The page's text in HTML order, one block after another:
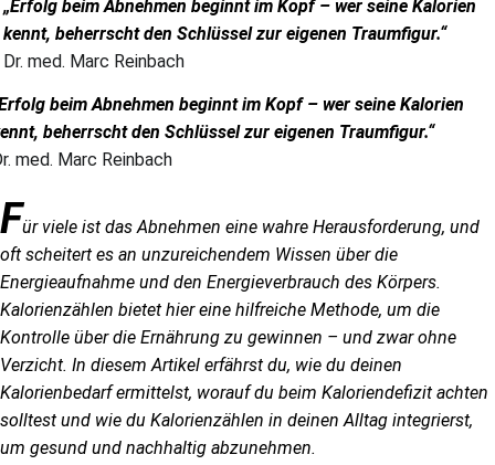
„Erfolg beim Abnehmen beginnt im Kopf – wer seine Kalorien
kennt, beherrscht den Schlüssel zur eigenen Traumfigur.“
Dr. med. Marc Reinbach
beim Abnehmen beginnt im Kopf – wer seine Kalorien
beherrscht den Schlüssel zur eigenen Traumfigur.“
med. Marc Reinbach
Für viele ist das Abnehmen eine wahre Herausforderung, und
oft scheitert es an unzureichendem Wissen über die
Energieaufnahme und den Energieverbrauch des Körpers.
Kalorienzählen bietet hier eine hilfreiche Methode, um die
Kontrolle über die Ernährung zu gewinnen – und zwar ohne
Verzicht. In diesem Artikel erfährst du, wie du deinen
Kalorienbedarf ermittelst, worauf du beim Kaloriendefizit achten
solltest und wie du Kalorienzählen in deinen Alltag integrierst,
um gesund und nachhaltig abzunehmen.